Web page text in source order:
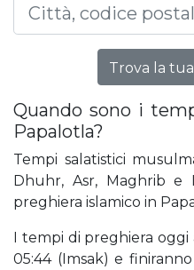
Trova la
Quando sono i
Papalotla?
Tempi salatistici
Dhuhr, Asr, Maghrib e
preghiera islamico in
I tempi di preghiera oggi
05:44 (Imsak) e